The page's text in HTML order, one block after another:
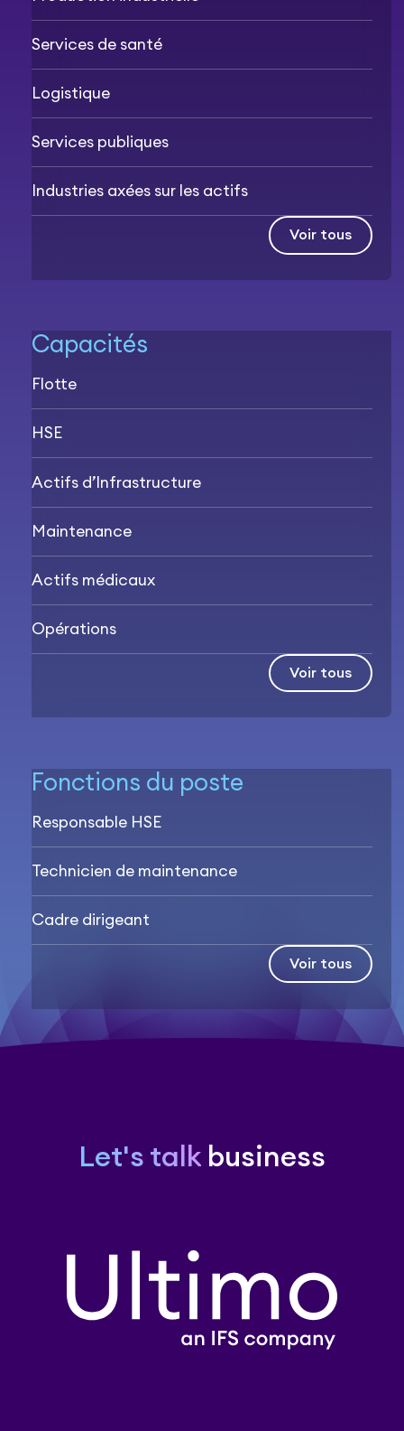
Services de santé
Logistique
Services publiques
Industries axées sur les actifs
Voir tous
Capacités
Flotte
HSE
Actifs d’Infrastructure
Maintenance
Actifs médicaux
Opérations
Voir tous
Fonctions du poste
Responsable HSE
Technicien de maintenance
Cadre dirigeant
Voir tous
Let's talk business